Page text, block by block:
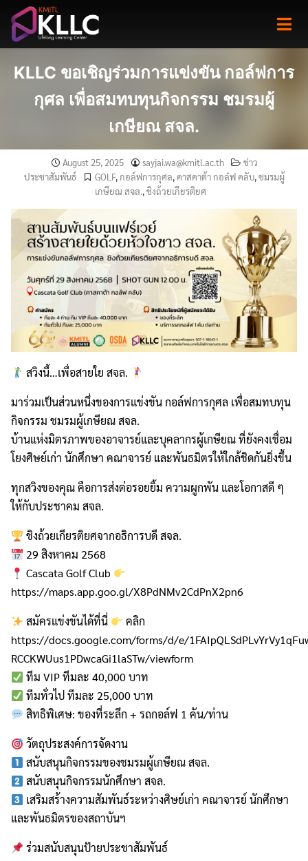
content
KLLC ขอเชิญร่วมการแข่งขัน กอล์ฟการ
กุศล เพื่อสมทบทุนกิจกรรม ชมรมผู้
เกษียณ สจล.
August 25, 2025 sayjai.wa@kmitl.ac.th
ข่าว
ประชาสัมพันธ์
GOLF,กอล์ฟการกุศล,คาสคาต้า กอล๋ฟ คลับ,ชมรมผู้
เกษียณ สจล.,ชิงถ้วยเกียรติยศ
สวิงนี้…เพื่อสายใย สจล.
มาร่วมเป็นส่วนหนึ่งของการแข่งขัน กอล์ฟการกุศล เพื่อสมทบทุน
กิจกรรม ชมรมผู้เกษียณ สจล.
บ้านแห่งมิตรภาพของอาจารย์และบุคลากรผู้เกษียณ ที่ยังคงเชื่อม
โยงศิษย์เก่า นักศึกษา คณาจารย์ และพันธมิตรให้ใกล้ชิดกันยิ่งขึ้น
ทุกสวิงของคุณ คือการส่งต่อรอยยิ้ม ความผูกพัน และโอกาสดี ๆ
ให้กับประชาคม สจล.
ชิงถ้วยเกียรติยศจากอธิการบดี สจล.
29 สิงหาคม 2568
Cascata Golf Club
https://maps.app.goo.gl/X8PdNMv2CdPnX2pn6
สมัครแข่งขันได้ที่นี่
คลิก
https://docs.google.com/forms/d/e/
RCCKWUus1PDwcaGi1laSTw/viewform
ทีม VIP ทีมละ 40,000 บาท
ทีมทั่วไป ทีมละ 25,000 บาท
สิทธิพิเศษ: ของที่ระลึก + รถกอล์ฟ 1 คัน/ท่าน
วัตถุประสงค์การจัดงาน
สนับสนุนกิจกรรมของชมรมผู้เกษียณ สจล.
สนับสนุนกิจกรรมนักศึกษา สจล.
เสริมสร้างความสัมพันธ์ระหว่างศิษย์เก่า คณาจารย์ นักศึกษา
และพันธมิตรของสถาบันฯ
ร่วมสนับสนุนป้ายประชาสัมพันธ์